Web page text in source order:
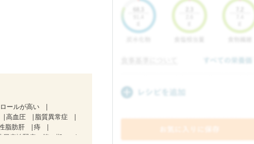
ールが高い
高血圧
脂質異常症
脂肪肝
痔
尿病性腎症（第２期）